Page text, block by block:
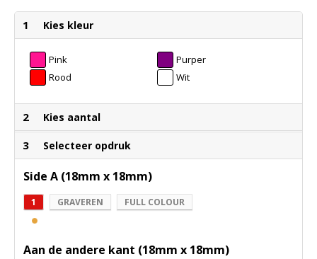
1 Kies kleur
Pink
Purper
Rood
Wit
2 Kies aantal
3 Selecteer opdruk
Side A (18mm x 18mm)
1 GRAVEREN FULL COLOUR
Aan de andere kant (18mm x 18mm)